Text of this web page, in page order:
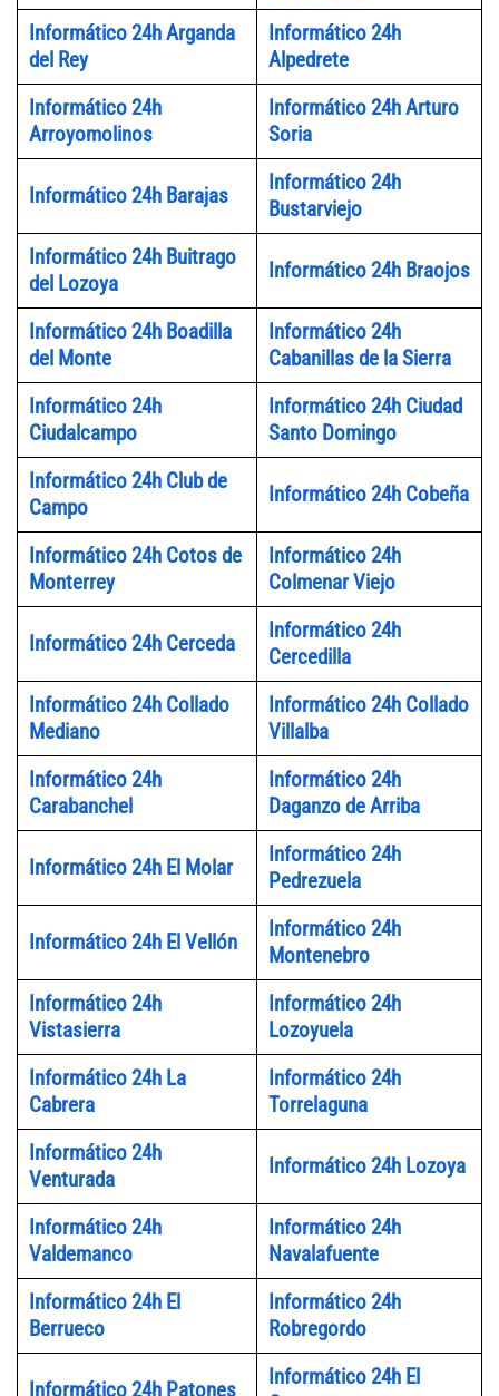
Informático 24h Arganda
del Rey
Informático 24h
Alpedrete
Informático 24h
Arroyomolinos
Informático 24h Arturo
Soria
Informático 24h Barajas
Informático 24h
Bustarviejo
Informático 24h Buitrago
del Lozoya
Informático 24h Braojos
Informático 24h Boadilla
del Monte
Informático 24h
Cabanillas de la Sierra
Informático 24h
Ciudalcampo
Informático 24h Ciudad
Santo Domingo
Informático 24h Club de
Campo
Informático 24h Cobeña
Informático 24h Cotos de
Monterrey
Informático 24h
Colmenar Viejo
Informático 24h Cerceda
Informático 24h
Cercedilla
Informático 24h Collado
Mediano
Informático 24h Collado
Villalba
Informático 24h
Carabanchel
Informático 24h
Daganzo de Arriba
Informático 24h El Molar
Informático 24h
Pedrezuela
Informático 24h El Vellón
Informático 24h
Montenebro
Informático 24h
Vistasierra
Informático 24h
Lozoyuela
Informático 24h La
Cabrera
Informático 24h
Torrelaguna
Informático 24h
Venturada
Informático 24h Lozoya
Informático 24h
Valdemanco
Informático 24h
Navalafuente
Informático 24h El
Berrueco
Informático 24h
Robregordo
Informático 24h Patones
Informático 24h El